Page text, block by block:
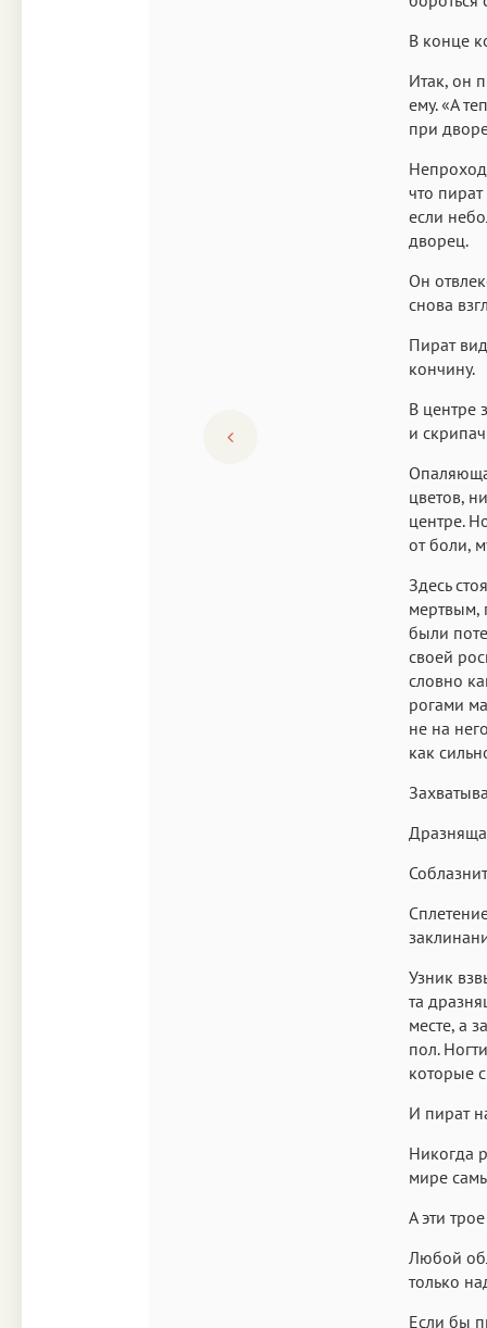
В конце
Итак, он
ему. «А
при
что
если
дворец.
Он
снова
Пират
кончину.
В центре
и
цветов,
центре.
от боли,
Здесь
мертвым,
были
своей
словно
рогами
не на
как
Узник
та
месте, а
пол.
которые
И пират
Никогда
мире
А эти
Любой
только
Если бы